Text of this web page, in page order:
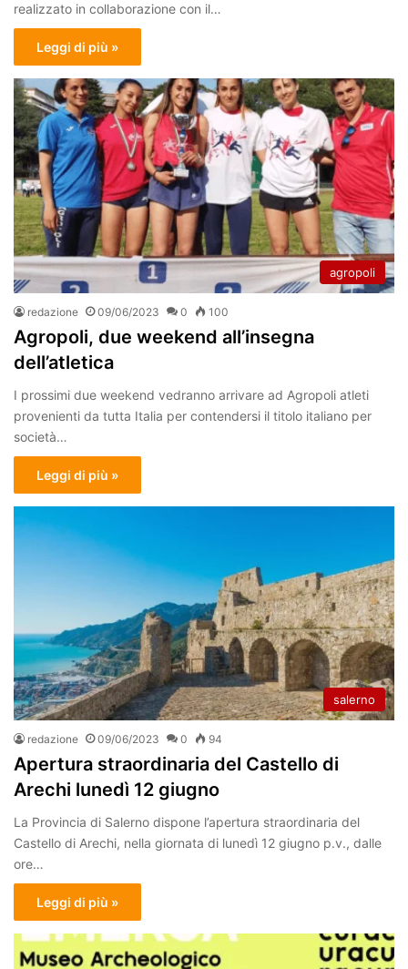
realizzato in collaborazione con il…
Leggi di più »
agropoli
redazione 09/06/2023 0 100
Agropoli, due weekend all’insegna
dell’atletica
I prossimi due weekend vedranno arrivare ad Agropoli atleti
provenienti da tutta Italia per contendersi il titolo italiano per
società…
Leggi di più »
salerno
redazione 09/06/2023 0 94
Apertura straordinaria del Castello di
Arechi lunedì 12 giugno
La Provincia di Salerno dispone l’apertura straordinaria del
Castello di Arechi, nella giornata di lunedì 12 giugno p.v., dalle
ore…
Leggi di più »